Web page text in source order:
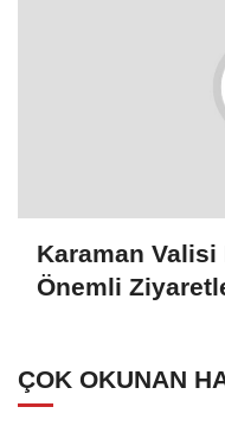
Karaman
Önemli
ÇOK OKUNAN